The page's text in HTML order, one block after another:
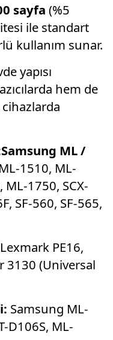
sayfa (%5
ile standart
kullanım sunar.
yapısı
hem de
Samsung ML /
ML-1510, ML-
ML-1750, SCX-
SF-560, SF-565,
Lexmark PE16,
3130 (Universal
Samsung ML-
D106S, ML-